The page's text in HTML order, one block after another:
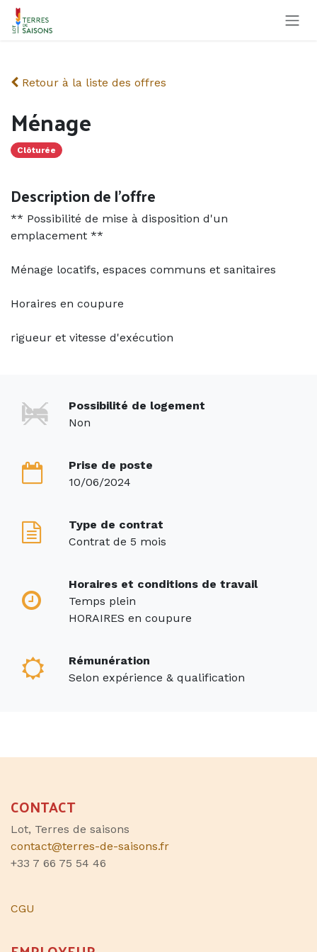
Se rendre au contenu
Retour à la liste des offres
Ménage
Clôturée
Description de l'offre
** Possibilité de mise à disposition d'un
emplacement **
Ménage locatifs, espaces communs et sanitaires
Horaires en coupure
rigueur et vitesse d'exécution
Possibilité de logement
Non
Prise de poste
10/06/2024
Type de contrat
Contrat de 5 mois
Horaires et conditions de travail
Temps plein
HORAIRES en coupure
Rémunération
Selon expérience & qualification
CONTACT
Lot, Terres de saisons
contact@terres-de-saisons.fr
+33 7 66 75 54 46
CGU